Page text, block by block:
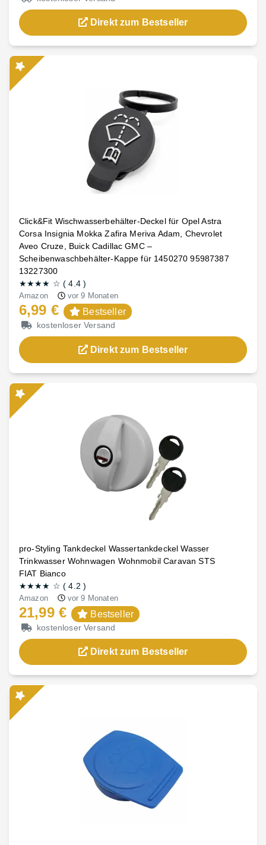
Direkt zum Bestseller
Click&Fit Wischwasserbehälter-Deckel für Opel Astra
Corsa Insignia Mokka Zafira Meriva Adam, Chevrolet
Aveo Cruze, Buick Cadillac GMC –
Scheibenwaschbehälter-Kappe für 1450270 95987387
13227300
★★★★ ☆ (4.4)
Amazon vor 9 Monaten
6,99 € Bestseller
kostenloser Versand
Direkt zum Bestseller
pro-Styling Tankdeckel Wassertankdeckel Wasser
Trinkwasser Wohnwagen Wohnmobil Caravan STS
FIAT Bianco
★★★★ ☆ (4.2 )
Amazon vor 9 Monaten
21,99 € Bestseller
kostenloser Versand
Direkt zum Bestseller